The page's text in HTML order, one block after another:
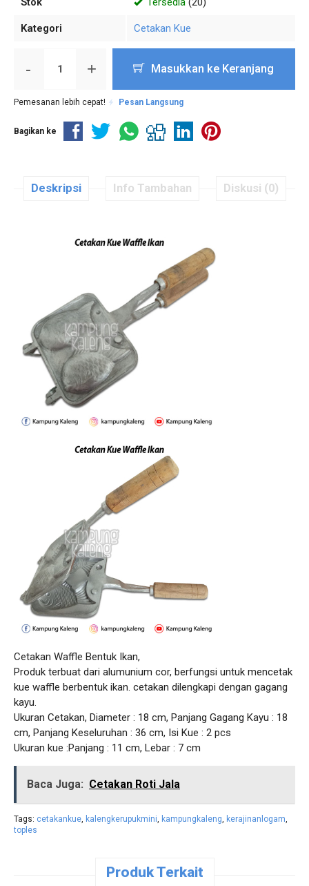
Kategori Cetakan Kue
- + Masukkan ke Keranjang
Pemesanan lebih cepat! Pesan Langsung
Bagikan ke
Deskripsi Info Tambahan Diskusi (0)
Cetakan Waffle Bentuk Ikan,
Produk terbuat dari alumunium cor, berfungsi untuk mencetak
kue waffle berbentuk ikan. cetakan dilengkapi dengan gagang
kayu.
Ukuran Cetakan, Diameter : 18 cm, Panjang Gagang Kayu : 18
cm, Panjang Keseluruhan : 36 cm, Isi Kue : 2 pcs
Ukuran kue :Panjang : 11 cm, Lebar : 7 cm
Baca Juga: Cetakan Roti Jala
Tags: cetakankue kalengkerupukmini kampungkaleng kerajinanlogam
toples
Produk Terkait
Pesan